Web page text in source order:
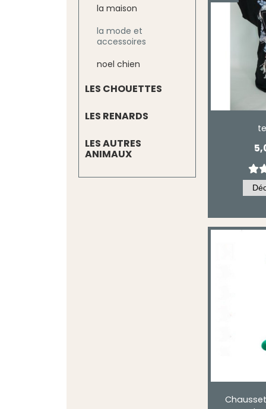
la maison
la mode et
accessoires
noel chien
LES CHOUETTES
LES RENARDS
LES AUTRES
ANIMAUX